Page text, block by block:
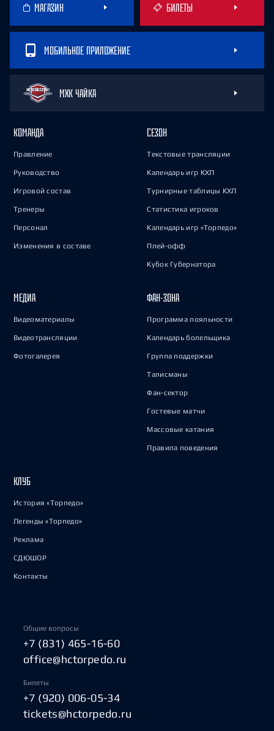
МАГАЗИН БИЛЕТЫ
МОБИЛЬНОЕ ПРИЛОЖЕНИЕ
МХК ЧАЙКА
КОМАНДА
Правление
Руководство
Игровой состав
Тренеры
Персонал
Изменения в составе
СЕЗОН
Текстовые трансляции
Календарь игр КХЛ
Турнирные таблицы КХЛ
Статистика игроков
Календарь игр «Торпедо»
Плей-офф
Кубок Губернатора
МЕДИА
Видеоматериалы
Видеотрансляции
Фотогалерея
ФАН-ЗОНА
Программа лояльности
Календарь болельщика
Группа поддержки
Талисманы
Фан-сектор
Гостевые матчи
Массовые катания
Правила поведения
КЛУБ
История «Торпедо»
Легенды «Торпедо»
Реклама
СДЮШОР
Контакты
Общие вопросы
+7 (831) 465-16-60
office@hctorpedo.ru
Билеты
+7 (920) 006-05-34
tickets@hctorpedo.ru